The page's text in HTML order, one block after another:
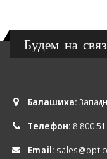
Будем на
Балашиха:
Телефон: 8 800
Email: